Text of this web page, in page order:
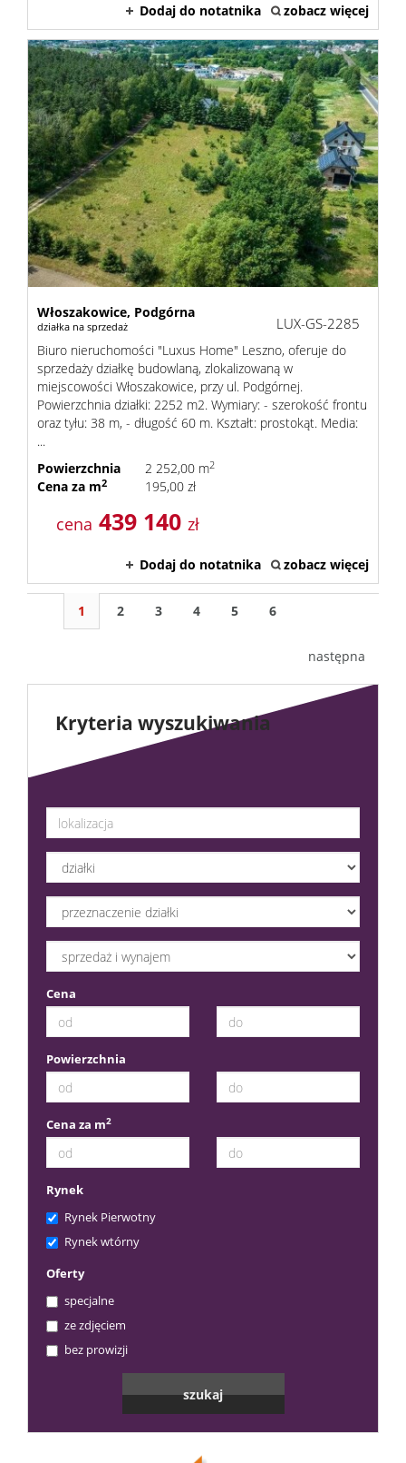
Dodaj do notatnika zobacz więcej
Włoszakowice, Podgórna
działka na sprzedaż LUX-GS-2285
Biuro nieruchomości "Luxus Home" Leszno, oferuje do
sprzedaży działkę budowlaną, zlokalizowaną w
miejscowości Włoszakowice, przy ul. Podgórnej.
Powierzchnia działki: 2252 m2. Wymiary: - szerokość frontu
oraz tyłu: 38 m, - długość 60 m. Kształt: prostokąt. Media:
...
Powierzchnia
2 252,00 m2
Cena za m2 195,00 zł
cena 439 140 zł
Dodaj do notatnika zobacz więcej
1 2 3 4 5 6
następna
Kryteria wyszukiwania
Cena
Powierzchnia
Cena za m2
Rynek
Rynek Pierwotny
Rynek wtórny
Oferty
specjalne
ze zdjęciem
bez prowizji